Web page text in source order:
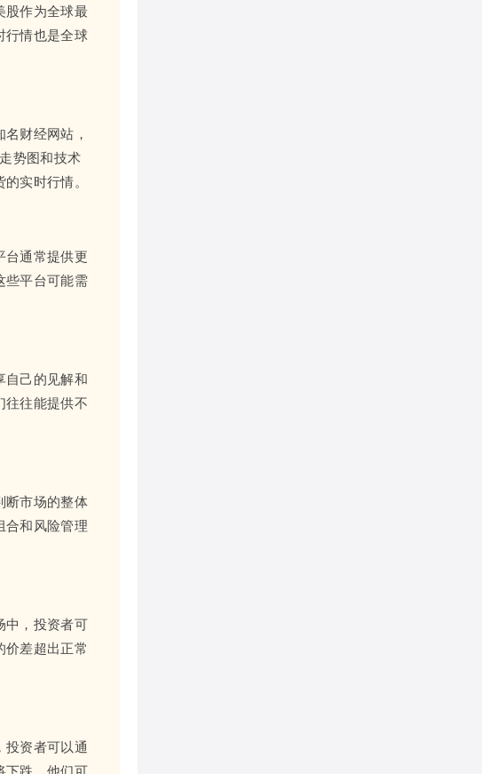
股作为全球最
行情也是全球
财经网站，
势图和技术
实时行情。
台通常提供更
些平台可能需
自己的见解和
往往能提供不
断市场的整体
合和风险管理
中，投资者可
价差超出正常
投资者可以通
下跌，他们可